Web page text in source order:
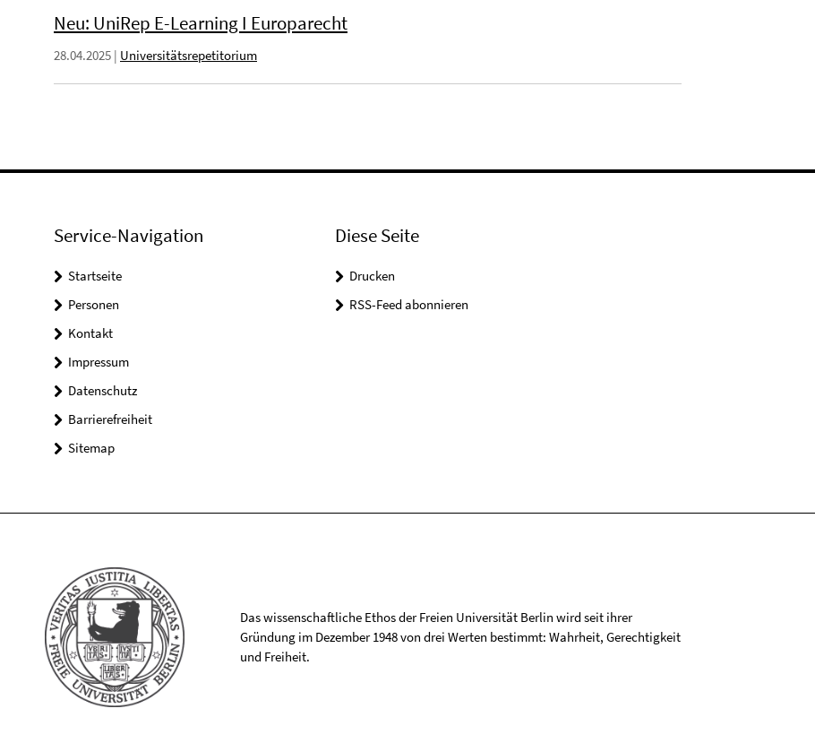
Neu: UniRep E-Learning I Europarecht
28.04.2025 | Universitätsrepetitorium
Service-Navigation
Startseite
Personen
Kontakt
Impressum
Datenschutz
Barrierefreiheit
Sitemap
Diese Seite
Drucken
RSS-Feed abonnieren
Das wissenschaftliche Ethos der Freien Universität Berlin wird seit ihrer
Gründung im Dezember 1948 von drei Werten bestimmt: Wahrheit, Gerechtigkeit
und Freiheit.